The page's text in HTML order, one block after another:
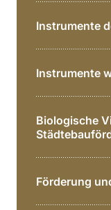
Direkt
Instrumente
Instrumente
Biologische
Förderung